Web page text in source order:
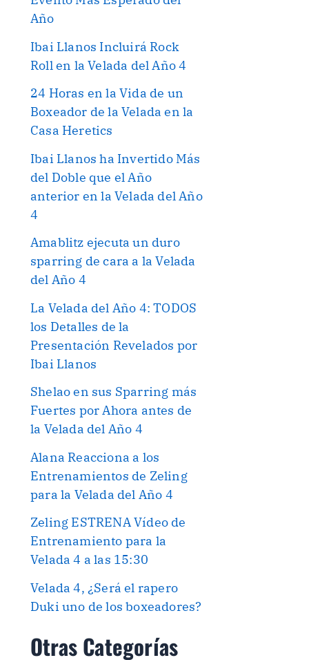
Año
Ibai Llanos Incluirá Rock
Roll en la Velada del Año 4
24 Horas en la Vida de un
Boxeador de la Velada en la
Casa Heretics
Ibai Llanos ha Invertido Más
del Doble que el Año
anterior en la Velada del Año
4
Amablitz ejecuta un duro
sparring de cara a la Velada
del Año 4
La Velada del Año 4: TODOS
los Detalles de la
Presentación Revelados por
Ibai Llanos
Shelao en sus Sparring más
Fuertes por Ahora antes de
la Velada del Año 4
Alana Reacciona a los
Entrenamientos de Zeling
para la Velada del Año 4
Zeling ESTRENA Vídeo de
Entrenamiento para la
Velada 4 a las 15:30
Velada 4, ¿Será el rapero
Duki uno de los boxeadores?
Otras Categorías